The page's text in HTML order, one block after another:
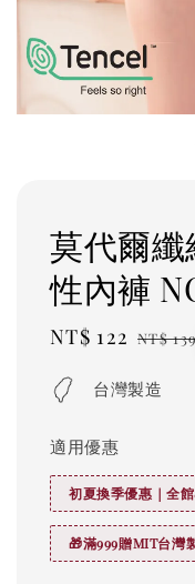
莫代爾
性內褲
Sale
NT$ 122 NT$
台灣製造
適用優惠
初夏換季優惠｜全
🎁滿999贈MIT台灣